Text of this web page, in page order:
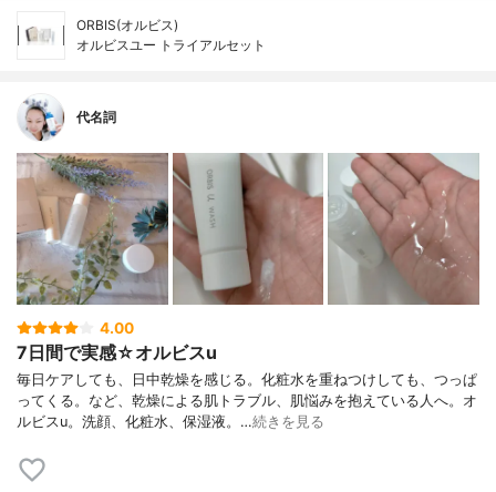
ORBIS(オルビス)
オルビスユー トライアルセット
代名詞
4.00
7日間で実感☆オルビスu
毎日ケアしても、日中乾燥を感じる。化粧水を重ねつけしても、つっぱ
ってくる。など、乾燥による肌トラブル、肌悩みを抱えている人へ。オ
ルビスu。洗顔、化粧水、保湿液。…続きを見る